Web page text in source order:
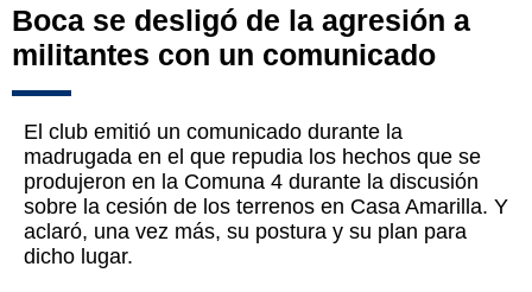
Boca se desligó de la agresión a
militantes con un comunicado
El club emitió un comunicado durante la
madrugada en el que repudia los hechos que se
produjeron en la Comuna 4 durante la discusión
sobre la cesión de los terrenos en Casa Amarilla. Y
aclaró, una vez más, su postura y su plan para
dicho lugar.